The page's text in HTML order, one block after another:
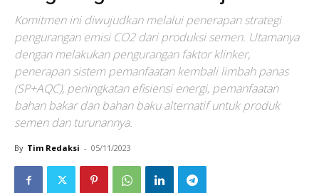
Komitmen ini diwujudkan melalui penerapan strategi
pengurangan emisi CO2 dari produksi semen. Utamanya
dengan melakukan pengurangan faktor klinker,
penerapan sistem pemanfaatan kembali limbah panas
(SP+AQC), peningkatan efisiensi energi, pemanfaatan
bahan bakar dan bahan baku alternatif untuk produk
semen dan turunannya.
By Tim Redaksi - 05/11/2023